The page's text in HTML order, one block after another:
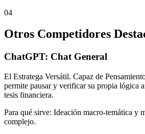
04
Otros Competidores
ChatGPT: Chat General
El Estratega Versátil. Capaz de
permite pausar y verificar su propia lógica
tesis financiera.
Para qué sirve: Ideación macro-temática y
complejo.